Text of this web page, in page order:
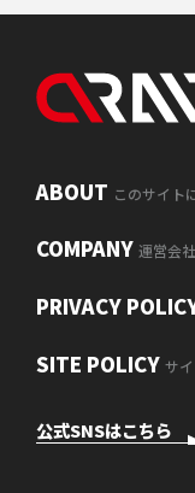
ABOUT このサイト
COMPANY 運営会社
PRIVACY
SITE POLICY サ
公式SNSはこちら